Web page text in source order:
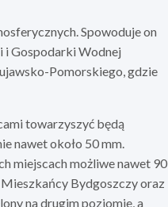
Spowoduje on
i Gospodarki Wodnej
Pomorskiego, gdzie
towarzyszyć będą
nawet około 50 mm.
miejscach możliwe nawet 90
Bydgoszczy oraz
na drugim poziomie, a